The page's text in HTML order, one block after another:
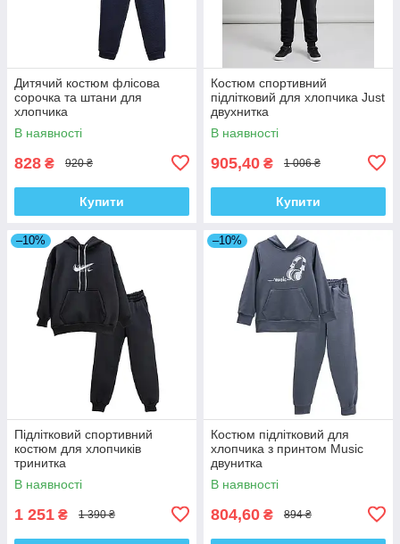
Дитячий костюм флісова
сорочка та штани для
хлопчика
В наявності
828 ₴ 920 ₴
Купити
Костюм спортивний
підлітковий для хлопчика Just
двухнитка
В наявності
905,40 ₴ 1 006 ₴
Купити
–10%
Підлітковий спортивний
костюм для хлопчиків
тринитка
В наявності
1 251 ₴ 1 390 ₴
–10%
Костюм підлітковий для
хлопчика з принтом Music
двунитка
В наявності
804,60 ₴ 894 ₴